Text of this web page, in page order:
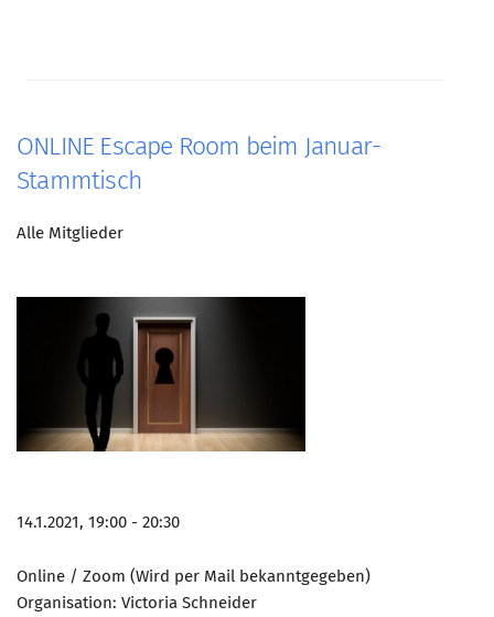
ONLINE Escape Room beim Januar-
Stammtisch
Alle Mitglieder
14.1.2021, 19:00 - 20:30
Online / Zoom (Wird per Mail bekanntgegeben)
Organisation: Victoria Schneider